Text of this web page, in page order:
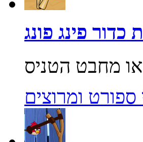
כדור פינג פונג
ומרוצים